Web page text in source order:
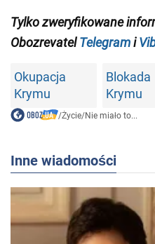
Tylko zweryfikowane
ObozrevatelTelegrami
Okupacja
Krymu
Blokada
Krymu
/Życie/Nie miało to...
Inne wiadomości